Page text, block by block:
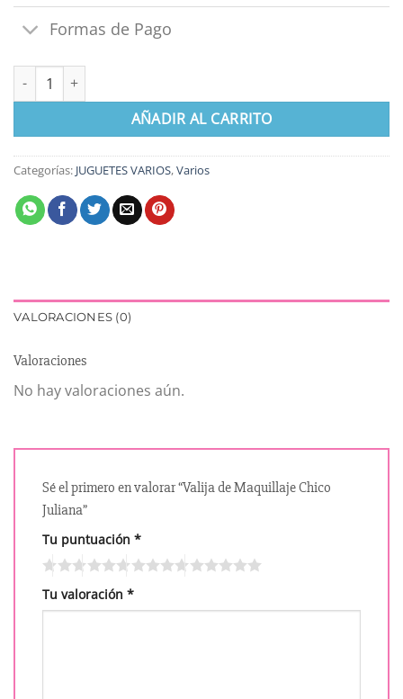
Formas de Pago
Valija de Maquillaje Chico Juliana cantidad
AÑADIR AL CARRITO
Categorías: JUGUETES VARIOS,Varios
VALORACIONES (0)
Valoraciones
No hay valoraciones aún.
Sé el primero en valorar “Valija de Maquillaje Chico
Juliana”
Tu puntuación *
Tu valoración *